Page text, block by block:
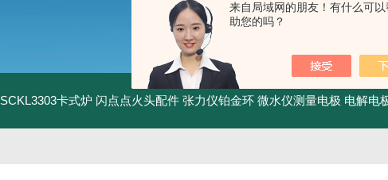
来自局域网的朋友！有什么可以
助您的吗？
SCKL3303卡式炉 闪点点火头配件 张力仪铂金环 微水仪测量电极 电解电